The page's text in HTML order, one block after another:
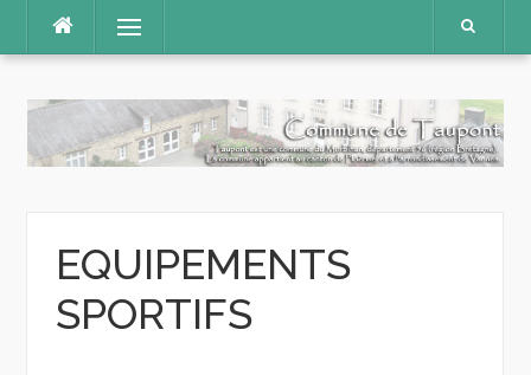
contenu
Menu
EQUIPEMENTS
SPORTIFS